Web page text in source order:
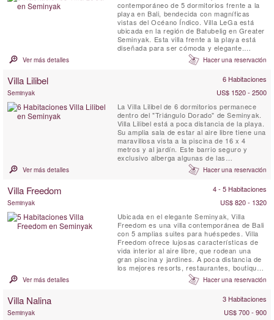
contemporáneo de 5 dormitorios frente a la
playa en Bali, bendecida con magníficas
vistas del Océano Índico. Villa LeGa está
ubicada en la región de Batubelig en Greater
Seminyak. Esta villa frente a la playa está
diseñada para ser cómoda y elegante.
También disfruta de vistas de 180 grados de
la puesta de sol y del océano desde dos
que le permite relajarse en puro lujo y estilo
Ver más detalles Hacer una reservación
Villa Lilibel 6 Habitaciones
Seminyak
US$ 1520 - 2500
La Villa Lilibel de 6 dormitorios permanece
dentro del "Triángulo Dorado" de Seminyak.
Villa Lilibel está a poca distancia de la playa.
Su amplia sala de estar al aire libre tiene una
maravillosa vista a la piscina de 16 x 4
metros y al jardín. Este barrio seguro y
exclusivo alberga algunas de las
propiedades más exclusivas de la isla. Villa
Lilibel ofrece un gimnasio, dos salas de
arte y antigüedades se pueden encontrar en
Ver más detalles Hacer una reservación
Villa Freedom 4 - 5 Habitaciones
Seminyak
US$ 820 - 1320
Ubicada en el elegante Seminyak, Villa
Freedom es una villa contemporánea de Bali
con 5 amplias suites para huéspedes. Villa
Freedom ofrece lujosas características de
vida interior al aire libre, que rodean una
gran piscina y jardines. A poca distancia de
los mejores resorts, restaurantes, boutiques
y vida nocturna de Seminyak, Villa Freedom
ha sido construida según los estándares
amigos que buscan la villa perfecta en Bali,
Ver más detalles Hacer una reservación
Villa Nalina 3 Habitaciones
Seminyak
US$ 700 - 900